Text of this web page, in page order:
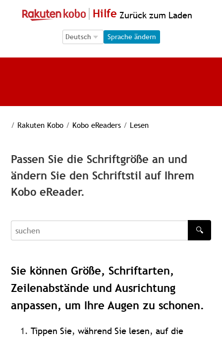
Hilfe Zurück zum Laden
Language Selection
Language Selection
Sprache ändern
/ Rakuten Kobo / Kobo eReaders / Lesen
Passen Sie die Schriftgröße an und
ändern Sie den Schriftstil auf Ihrem
Kobo eReader.
recherche
🔍
Sie können Größe, Schriftarten,
Zeilenabstände und Ausrichtung
anpassen, um Ihre Augen zu schonen.
Tippen Sie, während Sie lesen, auf die